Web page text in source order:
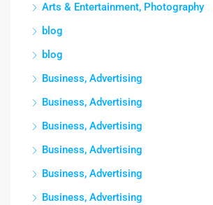
Arts & Entertainment, Photography
blog
blog
Business, Advertising
Business, Advertising
Business, Advertising
Business, Advertising
Business, Advertising
Business, Advertising